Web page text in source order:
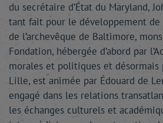
du secrétaire d’État du Maryland,
tant fait pour le développement
de l’archevêque de Baltimore,
Fondation, hébergée d’abord par
morales et politiques et désormais
Lille, est animée par Édouard de
engagé dans les relations
les échanges culturels et